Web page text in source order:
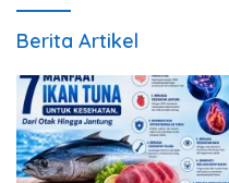
Berita Artikel